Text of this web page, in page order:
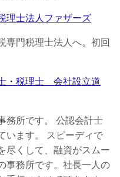
理士法人ファザーズ
専門税理士法人へ。初回
・税理士 会社設立道
務所です。 公認会計士
います。 スピーディで
尽くして、融資がスムー
事務所です。社長一人の